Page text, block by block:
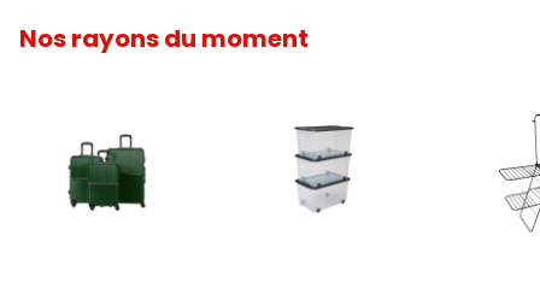
Nos rayons du moment